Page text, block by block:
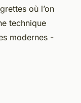
où l’on
technique
modernes -